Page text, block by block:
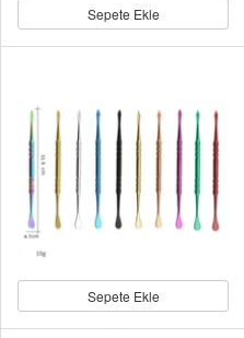
Sepete Ekle
Sepete Ekle